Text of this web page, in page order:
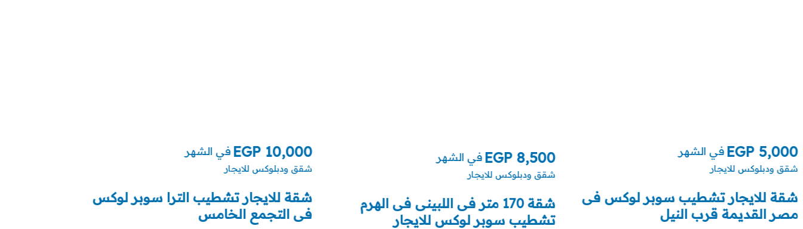
EGP 5,000 في الشهر
شقق ودبلوكس للايجار
شقة للايجار تشطيب سوبر لوكس فى
مصر القديمة قرب النيل
EGP8,500 في الشهر
شقق ودبلوكس للايجار
شقة 170 متر فى اللبينى فى الهرم
تشطيب سوبر لوكس للايجار
EGP10,000 في الشهر
شقق ودبلوكس للايجار
شقة للايجار تشطيب الترا سوبر لوكس
فى التجمع الخامس